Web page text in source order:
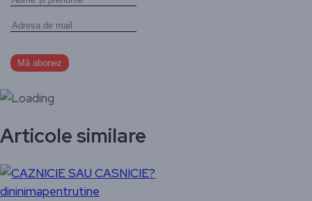
Articole similare
dininimapentrutine